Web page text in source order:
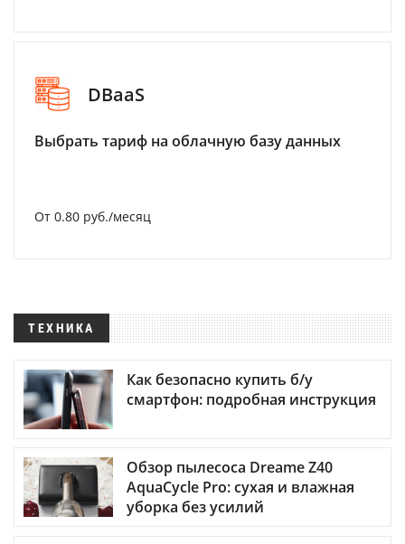
DBaaS
Выбрать тариф на облачную базу данных
От 0.80 руб./месяц
ТЕХНИКА
Как безопасно купить б/у
смартфон: подробная инструкция
Обзор пылесоса Dreame Z40
AquaCycle Pro: сухая и влажная
уборка без усилий